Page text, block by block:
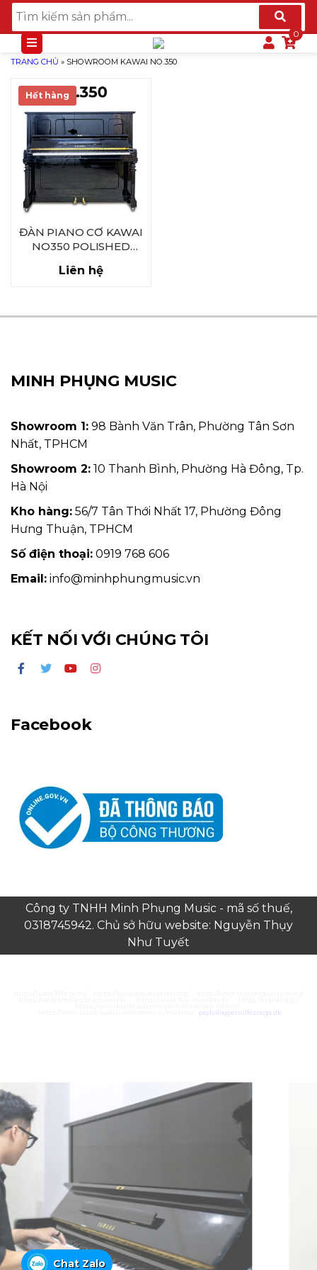
TRANG CHỦ » SHOWROOM KAWAI NO.350
Hết hàng
ĐÀN PIANO CƠ KAWAI
NO350 POLISHED
Liên hệ
MINH PHỤNG MUSIC
Showroom 1: 98 Bành Văn Trân, Phường Tân Sơn
Nhất, TPHCM
Showroom 2: 10 Thanh Bình, Phường Hà Đông, Tp.
Hà Nội
Kho hàng: 56/7 Tân Thới Nhất 17, Phường Đông
Hưng Thuận, TPHCM
Số điện thoại: 0919 768 606
Email: info@minhphungmusic.vn
KẾT NỐI VỚI CHÚNG TÔI
Facebook
Công ty TNHH Minh Phụng Music - mã số thuế,
0318745942. Chủ sở hữu website: Nguyễn Thụy
Như Tuyết
Chat Zalo
psykologpernillezoega.dk